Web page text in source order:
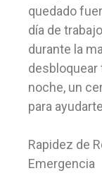
quedado
día de
durante la
desbloquear
noche, un
para
Rapidez de
Emergencia